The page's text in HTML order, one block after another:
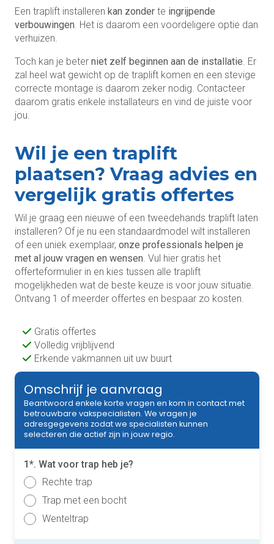
Een traplift installeren kan zonder te ingrijpende
verbouwingen. Het is daarom een voordeligere optie dan
verhuizen.
Toch kan je beter niet zelf beginnen aan de installatie. Er
zal heel wat gewicht op de traplift komen en een stevige
correcte montage is daarom zeker nodig. Contacteer
daarom gratis enkele installateurs en vind de juiste voor
jou.
Wil je een traplift
plaatsen? Vraag advies en
vergelijk gratis offertes
Wil je graag een nieuwe of een tweedehands traplift laten
installeren? Of je nu een standaardmodel wilt installeren
of een uniek exemplaar, onze professionals helpen je
met al jouw vragen en wensen. Vul hier gratis het
offerteformulier in en kies tussen alle traplift
mogelijkheden wat de beste keuze is voor jouw situatie.
Ontvang 1 of meerder offertes en bespaar zo kosten.
Gratis offertes
Volledig vrijblijvend
Erkende vakmannen uit uw buurt
Omschrijf je aanvraag
Beantwoord enkele korte vragen en kom in contact met
betrouwbare vakspecialisten. We vragen je
adresgegevens zodat we specialisten kunnen
selecteren die actief zijn in jouw regio.
1*. Wat voor trap heb je?
Rechte trap
Trap met een bocht
Wenteltrap